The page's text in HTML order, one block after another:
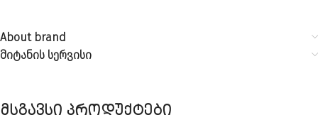
About brand
მიტანის სერვისი
მსგავსი პროდუქტები